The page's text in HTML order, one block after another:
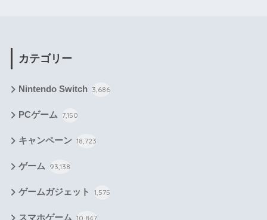
カテゴリー
Nintendo Switch 3,686
PCゲーム 7,150
キャンペーン 18,723
ゲーム 93,138
ゲームガジェット 1,575
スマホゲーム 10,847